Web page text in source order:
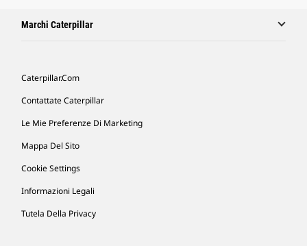
Marchi Caterpillar
Caterpillar.com
Contattate Caterpillar
Le Mie Preferenze Di Marketing
Mappa Del Sito
Cookie Settings
Informazioni Legali
Tutela Della Privacy